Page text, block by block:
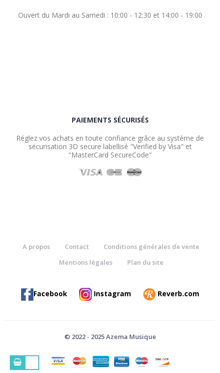
Ouvert du Mardi au Samedi : 10:00 - 12:30 et 14:00 - 19:00
PAIEMENTS SÉCURISÉS
Réglez vos achats en toute confiance grâce au système de
sécurisation 3D secure labellisé "Verified by Visa" et
"MasterCard SecureCode"
A propos Contact
Conditions générales de vente
Mentions légales
Plan du site
Facebook Instagram Reverb.com
© 2022 - 2025 Azema Musique